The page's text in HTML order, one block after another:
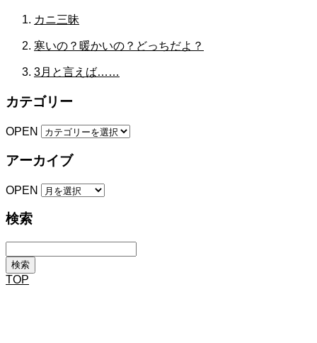
カニ三昧
寒いの？暖かいの？どっちだよ？
3月と言えば……
カテゴリー
OPEN
アーカイブ
OPEN
検索
TOP